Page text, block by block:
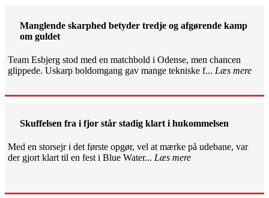
Manglende skarphed betyder tredje og afgørende kamp
om guldet
Team Esbjerg stod med en matchbold i Odense, men chancen
glippede. Uskarp boldomgang gav mange tekniske f... Læs mere
Skuffelsen fra i fjor står stadig klart i hukommelsen
Med en storsejr i det første opgør, vel at mærke på udebane, var
der gjort klart til en fest i Blue Water... Læs mere